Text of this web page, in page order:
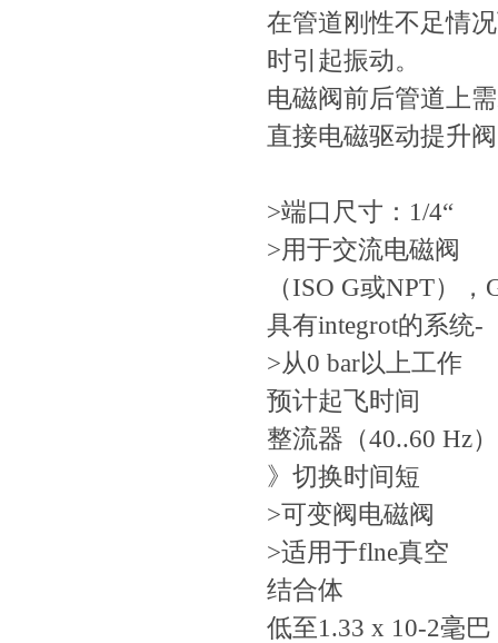
在管道刚性不足情况
时引起振动。
电磁阀前后管道上需
直接电磁驱动提升阀
>端口尺寸：1/4“
>用于交流电磁阀
（ISO G或NPT）
具有integrot的系统-
>从0 bar以上工作
预计起飞时间
整流器（40..60 Hz）
》切换时间短
>可变阀电磁阀
>适用于flne真空
结合体
低至1.33 x 10-2毫巴